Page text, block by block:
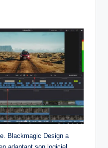
Blackmagic Design a